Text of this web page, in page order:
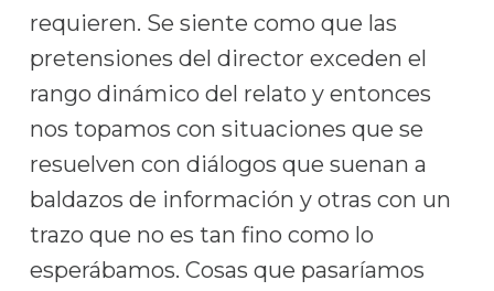
requieren. Se siente como que las
pretensiones del director exceden el
rango dinámico del relato y entonces
nos topamos con situaciones que se
resuelven con diálogos que suenan a
baldazos de información y otras con un
trazo que no es tan fino como lo
esperábamos. Cosas que pasaríamos